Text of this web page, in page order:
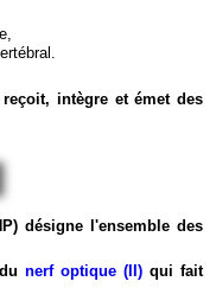
intègre et émet des
désigne l'ensemble des
nerf optique (II) qui fait